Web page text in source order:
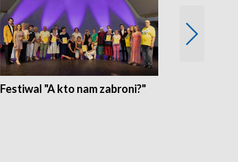
Festiwal "A kto nam zabroni?"